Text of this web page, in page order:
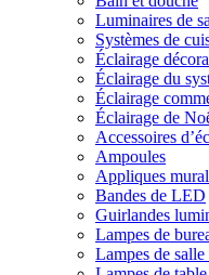
Luminaires de
Systèmes de
Éclairage
Éclairage du
Éclairage
Éclairage de
Accessoires
Ampoules
Appliques
Bandes de LED
Guirlandes
Lampes de
Lampes de salle